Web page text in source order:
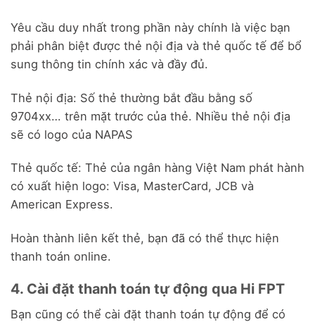
Yêu cầu duy nhất trong phần này chính là việc bạn
phải phân biệt được thẻ nội địa và thẻ quốc tế để bổ
sung thông tin chính xác và đầy đủ.
Thẻ nội địa: Số thẻ thường bắt đầu bằng số
9704xx… trên mặt trước của thẻ. Nhiều thẻ nội địa
sẽ có logo của NAPAS
Thẻ quốc tế: Thẻ của ngân hàng Việt Nam phát hành
có xuất hiện logo: Visa, MasterCard, JCB và
American Express.
Hoàn thành liên kết thẻ, bạn đã có thể thực hiện
thanh toán online.
4. Cài đặt thanh toán tự động qua Hi FPT
Bạn cũng có thể cài đặt thanh toán tự động để có